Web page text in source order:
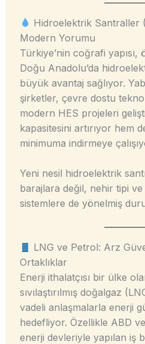
Hidroelektrik Santraller
Modern Yorumu
Türkiye’nin coğrafi
Doğu Anadolu’da
büyük avantaj sağlıyor.
şirketler, çevre dostu
modern HES projeleri
kapasitesini artırıyor hem
minimuma indirmeye
Yeni nesil hidroelektrik
barajlara değil, nehir tipi
sistemlere de yönelmiş
LNG ve Petrol: Arz
Ortaklıklar
Enerji ithalatçısı bir ülke
sıvılaştırılmış doğalgaz
vadeli anlaşmalarla enerji
hedefliyor. Özellikle ABD
enerji devleriyle yapılan iş